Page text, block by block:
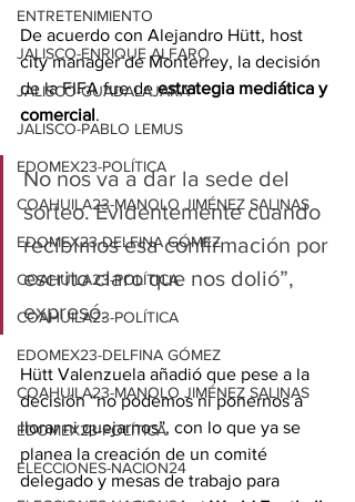
ENTRETENIMIENTO
JALISCO-ENRIQUE ALFARO
JALISCO-GUADALAJARA
JALISCO-PABLO LEMUS
EDOMEX23-POLÍTICA
COAHUILA23-MANOLO JIMÉNEZ SALINAS
EDOMEX23-DELFINA GÓMEZ
COAHUILA23-POLÍTICA
COAHUILA23-POLÍTICA
EDOMEX23-DELFINA GÓMEZ
COAHUILA23-MANOLO JIMÉNEZ SALINAS
EDOMEX23-POLÍTICA
ELECCIONES-NACION24
De acuerdo con Alejandro Hütt, host
city manager de Monterrey, la decisión
de la FIFA fue de estrategia mediática y
comercial.
No nos va a dar la sede del
sorteo. Evidentemente cuando
recibimos esa confirmación por
escrito claro que nos dolió”,
expresó.
Hütt Valenzuela añadió que pese a la
decisión “no podemos ni ponernos a
llorar ni quejarnos”, con lo que ya se
planea la creación de un comité
delegado y mesas de trabajo para